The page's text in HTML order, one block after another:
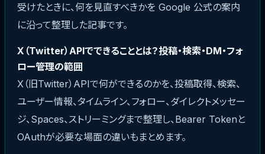
受けたときに、何を見直すべきかを Google 公式の案内
に沿って整理した記事です。
X（Twitter）APIでできることとは？投稿・検索・DM・フォ
ロー管理の範囲
X（旧Twitter）APIで何ができるのかを、投稿取得、検索、
ユーザー情報、タイムライン、フォロー、ダイレクトメッセー
ジ、Spaces、ストリーミングまで整理し、Bearer Tokenと
OAuthが必要な場面の違いもまとめます。